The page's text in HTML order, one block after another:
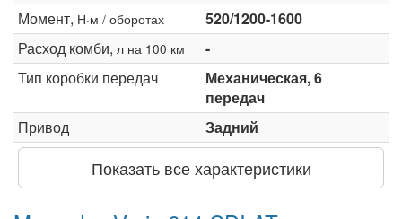
Момент, Н·м / оборотах
520/1200-1600
Расход комби, л на 100 км
-
Тип коробки передач
Механическая, 6
передач
Привод
Задний
Показать все характеристики